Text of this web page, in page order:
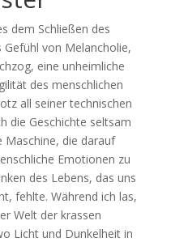
dem Schließen des
Gefühl von Melancholie,
eine unheimliche
des menschlichen
all seiner technischen
die Geschichte seltsam
Maschine, die darauf
Emotionen zu
des Lebens, das uns
fehlte. Während ich las,
Welt der krassen
Licht und Dunkelheit in